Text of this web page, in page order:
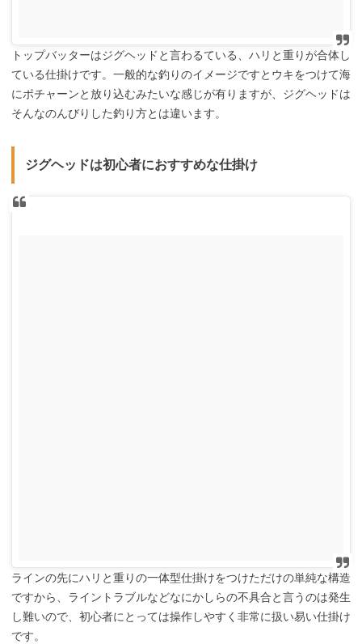
トップバッターはジグヘッドと言わるている、ハリと重りが合体し
ている仕掛けです。一般的な釣りのイメージですとウキをつけて海
にポチャーンと放り込むみたいな感じが有りますが、ジグヘッドは
そんなのんびりした釣り方とは違います。
ジグヘッドは初心者におすすめな仕掛け
ラインの先にハリと重りの一体型仕掛けをつけただけの単純な構造
ですから、ライントラブルなどなにかしらの不具合と言うのは発生
し難いので、初心者にとっては操作しやすく非常に扱い易い仕掛け
です。